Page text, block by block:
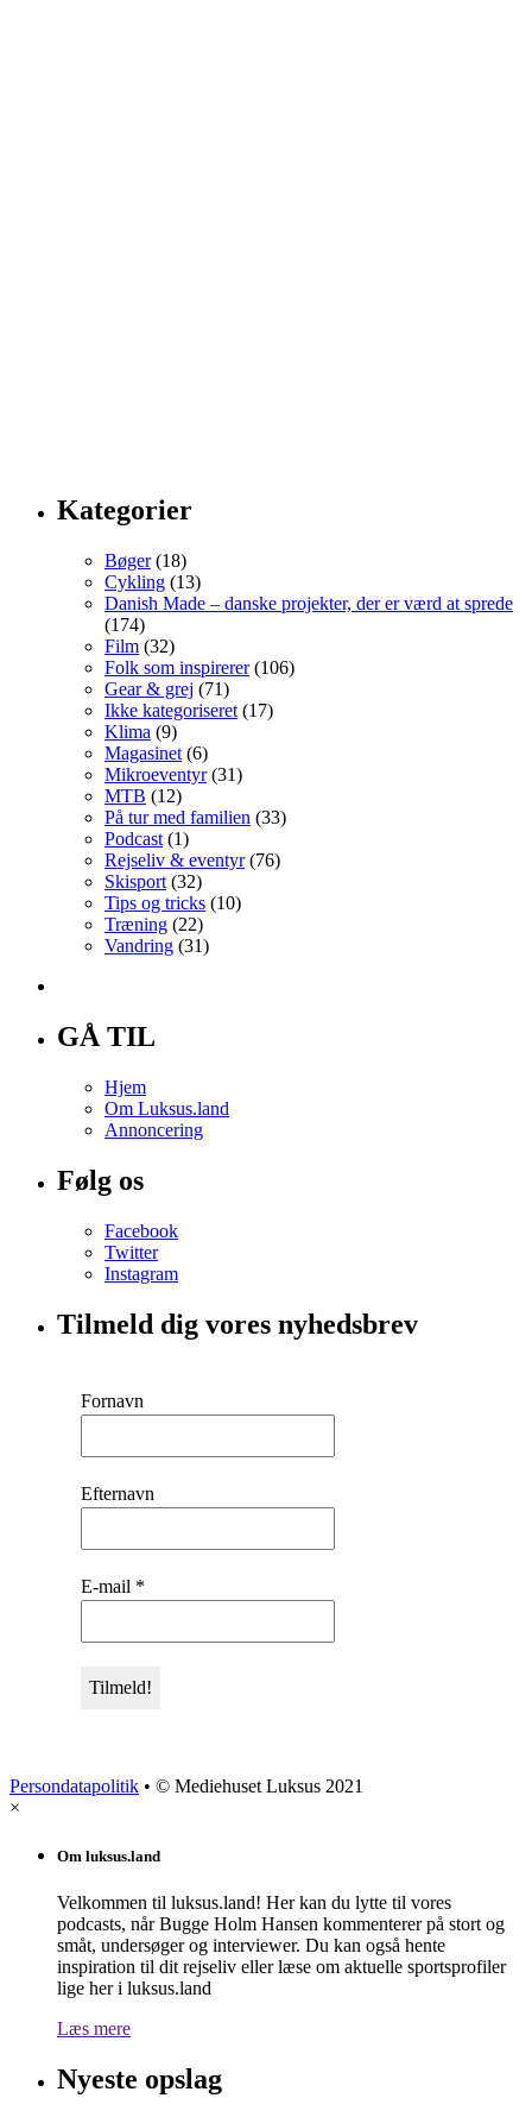
Kategorier
Bøger(18)
Cykling (13)
Danish Made – danske projekter, der er værd at sprede
(174)
Film (32)
Folk som inspirerer(106)
Gear & grej (71)
Ikke kategoriseret (17)
Klima (9)
Magasinet (6)
Mikroeventyr(31)
MTB (12)
På tur med familien (33)
Podcast (1)
Rejseliv & eventyr(76)
Skisport (32)
Tips og tricks (10)
Træning (22)
Vandring (31)
GÅ TIL
Hjem
Om Luksus.land
Annoncering
Følg os
Facebook
Twitter
Instagram
Tilmeld dig vores nyhedsbrev
Fornavn
Efternavn
E-mail *
Persondatapolitik • © Mediehuset Luksus 2021
×
Om luksus.land
Velkommen til luksus.land! Her kan du lytte til vores
podcasts, når Bugge Holm Hansen kommenterer på stort og
småt, undersøger og interviewer. Du kan også hente
inspiration til dit rejseliv eller læse om aktuelle sportsprofiler
lige her i luksus.land
Læs mere
Nyeste opslag